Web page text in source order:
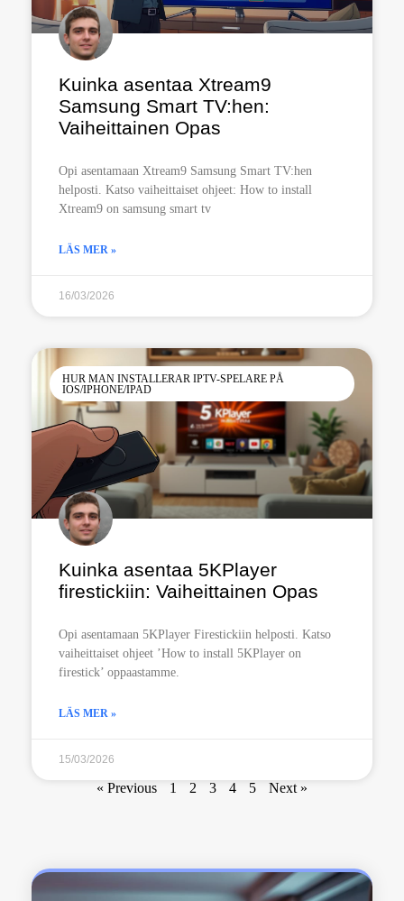
Kuinka asentaa Xtream9
Samsung Smart TV:hen:
Vaiheittainen Opas
Opi asentamaan Xtream9 Samsung Smart TV:hen
helposti. Katso vaiheittaiset ohjeet: How to install
Xtream9 on samsung smart tv
LÄS MER »
16/03/2026
HUR MAN INSTALLERAR IPTV-SPELARE PÅ
IOS/IPHONE/IPAD
Kuinka asentaa 5KPlayer
firestickiin: Vaiheittainen Opas
Opi asentamaan 5KPlayer Firestickiin helposti. Katso
vaiheittaiset ohjeet ’How to install 5KPlayer on
firestick’ oppaastamme.
LÄS MER »
15/03/2026
« Previous 1 2 3 4 5 Next »